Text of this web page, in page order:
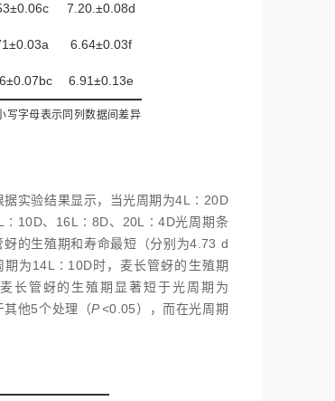
7.20.±0.08d
6.64±0.03f
6.91±0.13e
写字母表示同列数据间差异
据实验结果显示，当光周期为4L∶20D
、16L∶8D、20L∶4D光周期条
的生殖期和寿命最短（分别为4.73 d
为14L∶10D时，麦长管蚜的生殖期
长管蚜的生殖期显著短于光周期为
他5个处理（P<0.05），而在光周期